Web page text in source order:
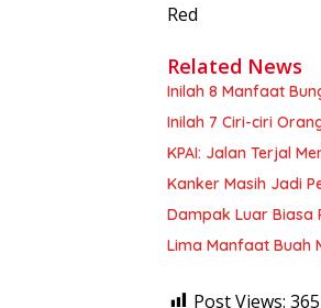
Red
Related News
Inilah 8 Manfaat
Inilah 7 Ciri-ciri
KPAI: Jalan Terjal
Kanker Masih Jadi
Dampak Luar Biasa
Lima Manfaat Buah
Post Views: 365